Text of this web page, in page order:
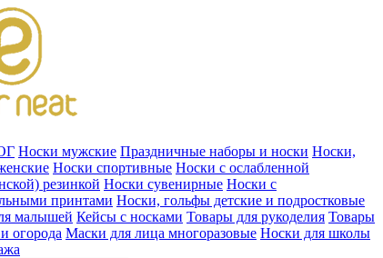
Носки мужские Праздничные наборы и носки Носки,
Носки спортивные Носки с ослабленной
резинкой Носки сувенирные Носки с
принтами Носки, гольфы детские и подростковые
малышей Кейсы с носками Товары для рукоделия Товары
огорода Маски для лица многоразовые Носки для школы